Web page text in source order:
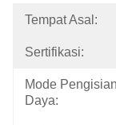
Tempat Asal:
Sertifikasi:
Mode Pengisian
Daya: